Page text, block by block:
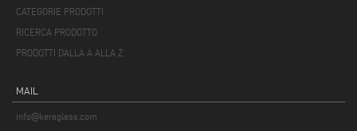
CATEGORIE PRODOTTI
RICERCA PRODOTTO
PRODOTTI DALLA A ALLA Z
MAIL
info@keraglass.com